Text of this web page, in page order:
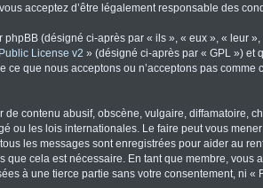
acceptez d’être légalement responsable des
phpBB (désigné ci-après par « ils », « eux », « leur
License v2 » (désigné ci-après par « GPL ») et
ce que nous acceptons ou n’acceptons pas
de contenu abusif, obscène, vulgaire, diffamatoire,
ou les lois internationales. Le faire peut vous
les messages sont enregistrées pour aider au
que cela est nécessaire. En tant que membre,
à une tierce partie sans votre consentement, ni